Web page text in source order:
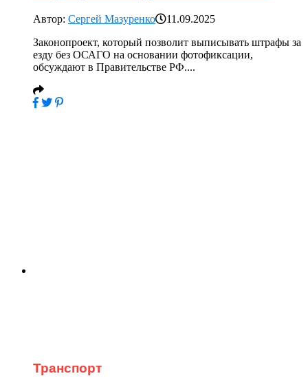
Автор: Сергей Мазуренко
11.09.2025
Законопроект, который позволит выписывать штрафы за
езду без ОСАГО на основании фотофиксации,
обсуждают в Правительстве РФ....
Транспорт